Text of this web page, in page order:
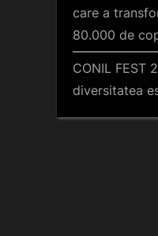
care a
80.000 de
CONIL FEST
diversitatea